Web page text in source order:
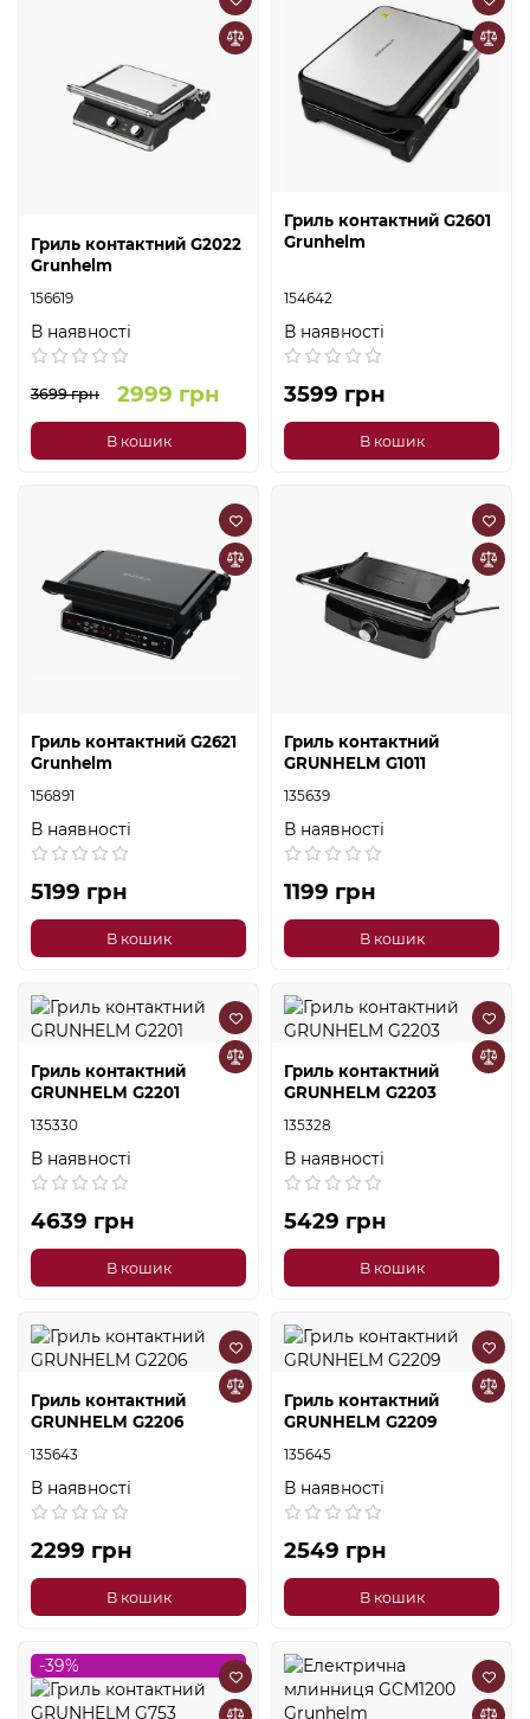
Гриль контактний G2022
Grunhelm
156619
В наявності
3699 грн 2999 грн
В кошик
Гриль контактний G2601
Grunhelm
154642
В наявності
3599 грн
В кошик
Гриль контактний G2621
Grunhelm
156891
В наявності
5199 грн
В кошик
Гриль контактний
GRUNHELM G1011
135639
В наявності
1199 грн
В кошик
Гриль контактний
GRUNHELM G2201
135330
В наявності
4639 грн
В кошик
Гриль контактний
GRUNHELM G2203
135328
В наявності
5429 грн
В кошик
Гриль контактний
GRUNHELM G2206
135643
В наявності
2299 грн
В кошик
Гриль контактний
GRUNHELM G2209
135645
В наявності
2549 грн
В кошик
-39%